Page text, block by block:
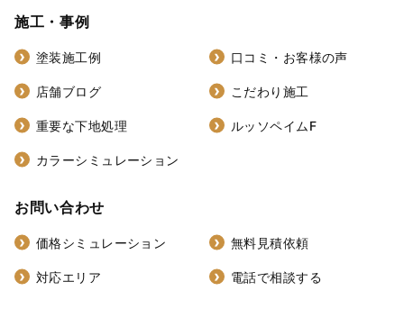
施工・事例
塗装施工例 口コミ・お客様の声
店舗ブログ こだわり施工
重要な下地処理 ルッソペイムF
カラーシミュレーション
お問い合わせ
価格シミュレーション 無料見積依頼
対応エリア 電話で相談する